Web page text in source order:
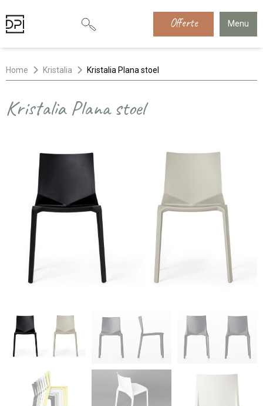
Offerte Menu
Home Kristalia Kristalia Plana stoel
Kristalia Plana stoel